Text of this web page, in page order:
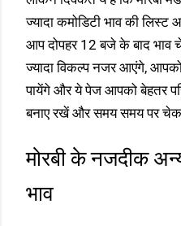
ज्यादा कमोडिटी भाव की
आप दोपहर 12 बजे के बाद
ज्यादा विकल्प नजर आएंगे,
पायेंगे और ये पेज आपको बेहतर
बनाए रखें और समय समय पर
मोरबी के नजदीक
भाव